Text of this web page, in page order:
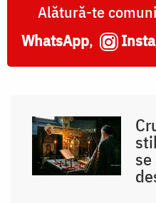
Alătură-te
WhatsApp,